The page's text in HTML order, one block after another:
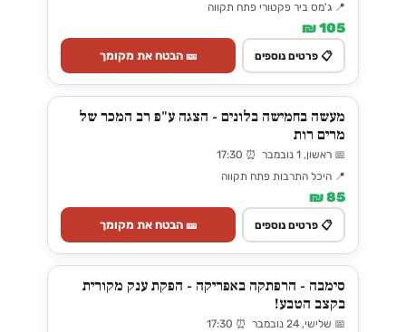
📍 ג'מס ביר פקטורי פתח תקווה
105 ₪
📋 פרטים נוספים 🎫 הבטח את מקומך
מעשה בחמישה בלונים - הצגה ע"פ רב המכר של
מרים רות
📅 ראשון, 1 נובמבר ⏰ 17:30
📍 היכל התרבות פתח תקווה
85 ₪
📋 פרטים נוספים 🎫 הבטח את מקומך
סימבה - הרפתקה באפריקה - הפקת ענק מקורית
בקצב הטבע!
📅 שלישי, 24 נובמבר ⏰ 17:30